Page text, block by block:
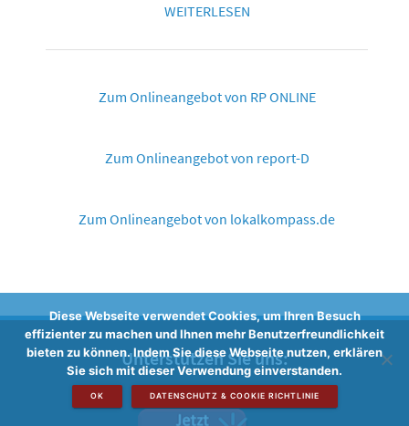
WEITERLESEN
Zum Onlineangebot von RP ONLINE
Zum Onlineangebot von report-D
Zum Onlineangebot von lokalkompass.de
Unterstützen Sie uns:
Diese Webseite verwendet Cookies, um Ihren Besuch
effizienter zu machen und Ihnen mehr Benutzerfreundlichkeit
bieten zu können. Indem Sie diese Webseite nutzen, erklären
Sie sich mit dieser Verwendung einverstanden.
OK DATENSCHUTZ & COOKIE RICHTLINIE